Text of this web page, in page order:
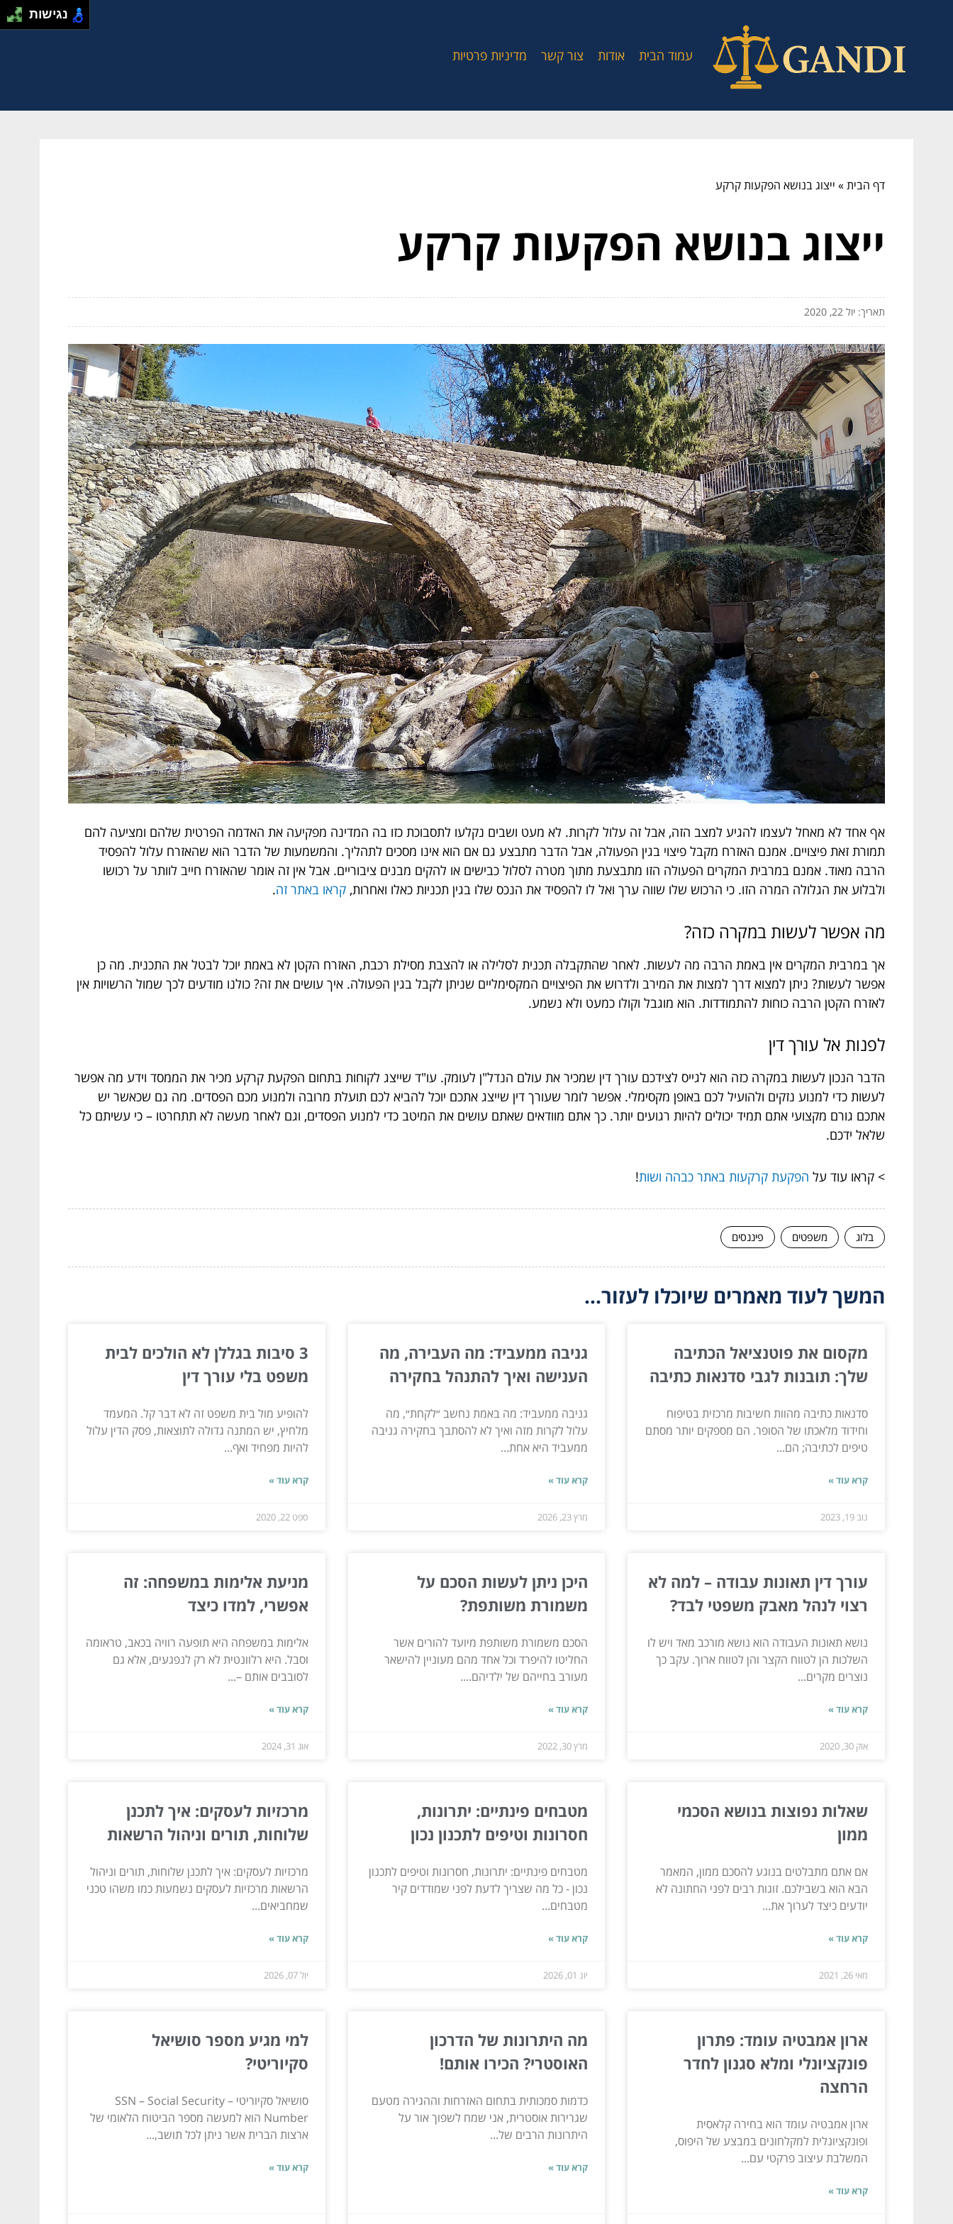
עמוד הבית אודות צור קשר מדיניות פרטיות
דף הבית» ייצוג בנושא הפקעות קרקע
ייצוג בנושא הפקעות קרקע
תאריך: יול 22, 2020
אף אחד לא מאחל לעצמו להגיע למצב הזה, אבל זה עלול לקרות. לא מעט ושבים נקלעו לתסבוכת כזו בה המדינה מפקיעה את האדמה הפרטית שלהם ומציעה להם
תמורת זאת פיצויים. אמנם האזרח מקבל פיצוי בגין הפעולה, אבל הדבר מתבצע גם אם הוא אינו מסכים לתהליך. והמשמעות של הדבר הוא שהאזרח עלול להפסיד
הרבה מאוד. אמנם במרבית המקרים הפעולה הזו מתבצעת מתוך מטרה לסלול כבישים או להקים מבנים ציבוריים. אבל אין זה אומר שהאזרח חייב לוותר על רכושו
ולבלוע את הגלולה המרה הזו. כי הרכוש שלו שווה ערך ואל לו להפסיד את הנכס שלו בגין תכניות כאלו ואחרות, קראו באתר זה.
מה אפשר לעשות במקרה כזה?
אך במרבית המקרים אין באמת הרבה מה לעשות. לאחר שהתקבלה תכנית לסלילה או להצבת מסילת רכבת, האזרח הקטן לא באמת יוכל לבטל את התכנית. מה כן
אפשר לעשות? ניתן למצוא דרך למצות את המירב ולדרוש את הפיצויים המקסימליים שניתן לקבל בגין הפעולה. איך עושים את זה? כולנו מודעים לכך שמול הרשויות אין
לאזרח הקטן הרבה כוחות להתמודדות. הוא מוגבל וקולו כמעט ולא נשמע.
לפנות אל עורך דין
הדבר הנכון לעשות במקרה כזה הוא לגייס לצידכם עורך דין שמכיר את עולם הנדל"ן לעומק. עו"ד שייצג לקוחות בתחום הפקעת קרקע מכיר את הממסד וידע מה אפשר
לעשות כדי למנוע נזקים ולהועיל לכם באופן מקסימלי. אפשר לומר שעורך דין שייצג אתכם יוכל להביא לכם תועלת מרובה ולמנוע מכם הפסדים. מה גם שכאשר יש
אתכם גורם מקצועי אתם תמיד יכולים להיות רגועים יותר. כך אתם מוודאים שאתם עושים את המיטב כדי למנוע הפסדים, וגם לאחר מעשה לא תתחרטו – כי עשיתם כל
שלאל ידכם.
> קראו עוד על הפקעת קרקעות באתר כבהה ושות!
בלוג משפטים פיננסים
המשך לעוד מאמרים שיוכלו לעזור...
מקסום את פוטנציאל הכתיבה
שלך: תובנות לגבי סדנאות כתיבה
סדנאות כתיבה מהוות חשיבות מרכזית בטיפוח
וחידוד מלאכתו של הסופר. הם מספקים יותר מסתם
טיפים לכתיבה; הם...
קרא עוד »
נוב 19, 2023
גניבה ממעביד: מה העבירה, מה
הענישה ואיך להתנהל בחקירה
גניבה ממעביד: מה באמת נחשב ״לקחת״, מה
עלול לקרות מזה ואיך לא להסתבך בחקירה גניבה
ממעביד היא אחת...
קרא עוד »
מרץ 23, 2026
3 סיבות בגללן לא הולכים לבית
משפט בלי עורך דין
להופיע מול בית משפט זה לא דבר קל. המעמד
מלחיץ, יש המתנה גדולה לתוצאות, פסק הדין עלול
להיות מפחיד ואף...
קרא עוד »
ספט 22, 2020
עורך דין תאונות עבודה – למה לא
רצוי לנהל מאבק משפטי לבד?
נושא תאונות העבודה הוא נושא מורכב מאד ויש לו
השלכות הן לטווח הקצר והן לטווח ארוך. עקב כך
נוצרים מקרים...
קרא עוד »
אוק 30, 2020
היכן ניתן לעשות הסכם על
משמורת משותפת?
הסכם משמורת משותפת מיועד להורים אשר
החליטו להיפרד וכל אחד מהם מעוניין להישאר
מעורב בחייהם של ילדיהם....
קרא עוד »
מרץ 30, 2022
מניעת אלימות במשפחה: זה
אפשרי, למדו כיצד
אלימות במשפחה היא תופעה רוויה בכאב, טראומה
וסבל. היא רלוונטית לא רק לנפגעים, אלא גם
לסובבים אותם –...
קרא עוד »
אוג 31, 2024
שאלות נפוצות בנושא הסכמי
ממון
אם אתם מתבלטים בנוגע להסכם ממון, המאמר
הבא הוא בשבילכם. זוגות רבים לפני החתונה לא
יודעים כיצד לערוך את...
קרא עוד »
מאי 26, 2021
מטבחים פינתיים: יתרונות,
חסרונות וטיפים לתכנון נכון
מטבחים פינתיים: יתרונות, חסרונות וטיפים לתכנון
נכון - כל מה שצריך לדעת לפני שמודדים קיר
מטבחים...
קרא עוד »
יונ 01, 2026
מרכזיות לעסקים: איך לתכנן
שלוחות, תורים וניהול הרשאות
מרכזיות לעסקים: איך לתכנן שלוחות, תורים וניהול
הרשאות מרכזיות לעסקים נשמעות כמו משהו טכני
שמחביאים...
קרא עוד »
יול 07, 2026
ארון אמבטיה עומד: פתרון
פונקציונלי ומלא סגנון לחדר
הרחצה
ארון אמבטיה עומד הוא בחירה קלאסית
ופונקציונלית למקלחונים במבצע של היפוס,
המשלבת עיצוב פרקטי עם...
קרא עוד »
מה היתרונות של הדרכון
האוסטרי? הכירו אותם!
כדמות סמכותית בתחום האזרחות וההגירה מטעם
שגרירות אוסטרית, אני שמח לשפוך אור על
היתרונות הרבים של...
קרא עוד »
למי מגיע מספר סושיאל
סקיוריטי?
סושיאל סקיוריטי – SSN – Social Security
Number הוא למעשה מספר הביטוח הלאומי של
ארצות הברית אשר ניתן לכל תושב,...
קרא עוד »
נגישות